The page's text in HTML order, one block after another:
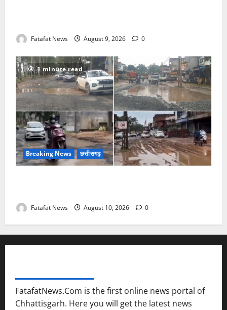
Fatafat News August 9, 2026 0
1 minute read
Breaking News छत्तीसगढ़
Fatafat News August 10, 2026 0
FatafatNews.Com is the first online news portal of
Chhattisgarh. Here you will get the latest news